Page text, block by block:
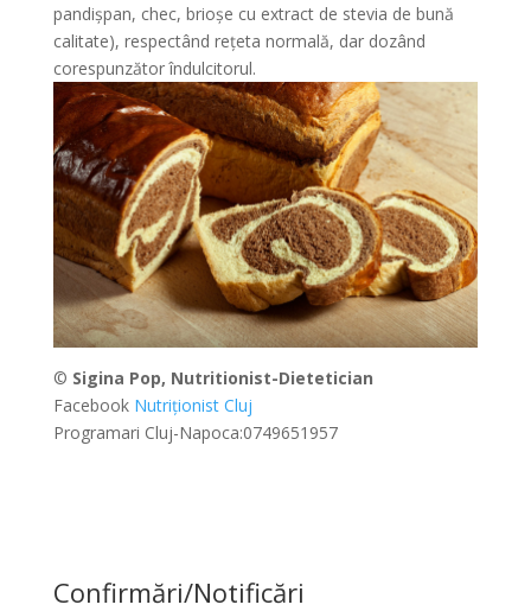
pandișpan, chec, brioșe cu extract de stevia de bună
calitate), respectând rețeta normală, dar dozând
corespunzător îndulcitorul.
© Sigina Pop, Nutritionist-Dietetician
Facebook Nutriționist Cluj
Programari Cluj-Napoca:0749651957
Confirmări/Notificări